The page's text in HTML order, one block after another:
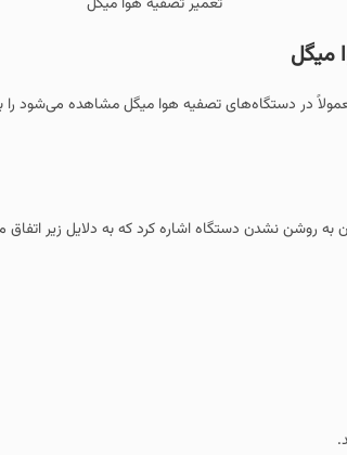
میگل
در دستگاه‌های تصفیه‌ هوا میگل مشاهده می‌شود را
روشن نشدن دستگاه اشاره کرد که به دلایل زیر اتفاق